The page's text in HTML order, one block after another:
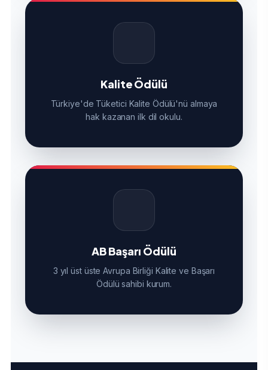
Kalite Ödülü
Türkiye'de Tüketici Kalite Ödülü'nü almaya
hak kazanan ilk dil okulu.
AB Başarı Ödülü
3 yıl üst üste Avrupa Birliği Kalite ve Başarı
Ödülü sahibi kurum.